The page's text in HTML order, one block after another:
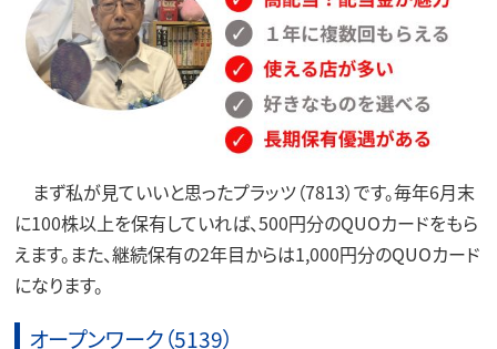
まず私が見ていいと思ったプラッツ（7813）です。毎年6月末
に100株以上を保有していれば、500円分のQUOカードをもら
えます。また、継続保有の2年目からは1,000円分のQUOカード
になります。
オープンワーク（5139）